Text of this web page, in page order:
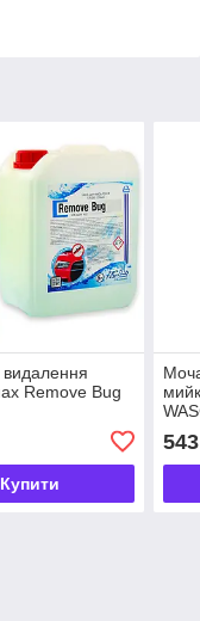
видалення
Remove Bug
Купити
543